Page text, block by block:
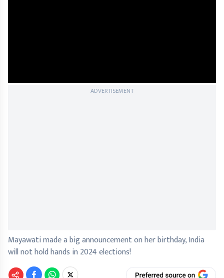
ADVERTISEMENT
Mayawati made a big announcement on her birthday, India
will not hold hands in 2024 elections!